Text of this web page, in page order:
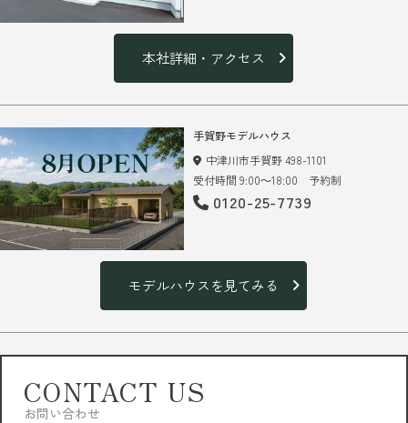
本社詳細・アクセス
手賀野モデルハウス
中津川市手賀野 498-1101
受付時間 9:00～18:00 予約制
0120-25-7739
モデルハウスを見てみる
CONTACT US
お問い合わせ